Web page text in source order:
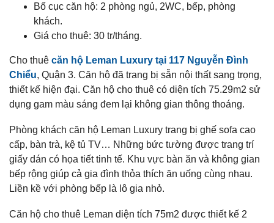
Bố cục căn hộ: 2 phòng ngủ, 2WC, bếp, phòng
khách.
Giá cho thuê: 30 tr/tháng.
Cho thuê căn hộ Leman Luxury tại 117 Nguyễn Đình
Chiểu, Quận 3. Căn hộ đã trang bị sẵn nội thất sang trọng,
thiết kế hiện đại. Căn hộ cho thuê có diện tích 75.29m2 sử
dụng gam màu sáng đem lại không gian thông thoáng.
Phòng khách căn hộ Leman Luxury trang bị ghế sofa cao
cấp, bàn trà, kệ tủ TV… Những bức tường được trang trí
giấy dán có họa tiết tinh tế. Khu vực bàn ăn và không gian
bếp rộng giúp cả gia đình thỏa thích ăn uống cùng nhau.
Liền kề với phòng bếp là lô gia nhỏ.
Căn hộ cho thuê Leman diện tích 75m2 được thiết kế 2